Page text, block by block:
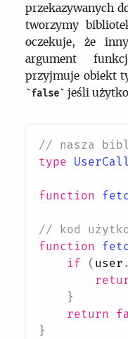
przekazywanych
tworzymy
oczekuje, że
argument
przyjmuje obiekt
false jeśli
// nasza
type
function
// kod
function
if
( user .
}
return
}